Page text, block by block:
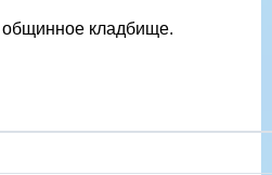
общинное кладбище.